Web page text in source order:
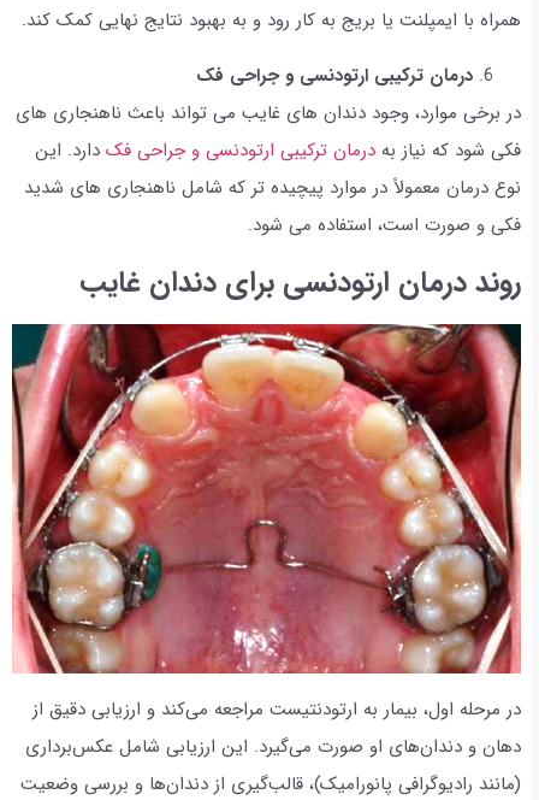
همراه با ایمپلنت یا بریج به کار رود و به بهبود نتایج نهایی کمک کند.
درمان ترکیبی ارتودنسی و جراحی فک
در برخی موارد، وجود دندان های غایب می تواند باعث ناهنجاری های
فکی شود که نیاز به درمان ترکیبی ارتودنسی و جراحی فک دارد. این
نوع درمان معمولاً در موارد پیچیده تر که شامل ناهنجاری های شدید
فکی و صورت است، استفاده می شود.
روند درمان ارتودنسی برای دندان غایب
در مرحله اول، بیمار به ارتودنتیست مراجعه می‌کند و ارزیابی دقیق از
دهان و دندان‌های او صورت می‌گیرد. این ارزیابی شامل عکس‌برداری
(مانند رادیوگرافی پانورامیک)، قالب‌گیری از دندان‌ها و بررسی وضعیت